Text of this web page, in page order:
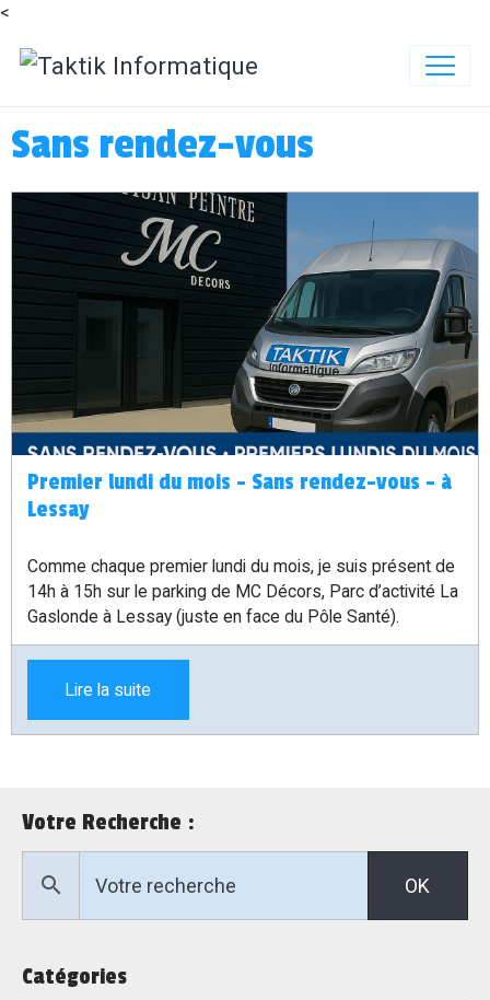
<
Sans rendez-vous
Premier lundi du mois - Sans rendez-vous – à
Lessay
Comme chaque premier lundi du mois, je suis présent de
14h à 15h sur le parking de MC Décors, Parc d’activité La
Gaslonde à Lessay (juste en face du Pôle Santé).
Lire la suite
Votre Recherche :
OK
Catégories